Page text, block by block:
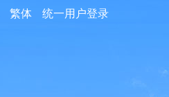
统一用户登录
繁体